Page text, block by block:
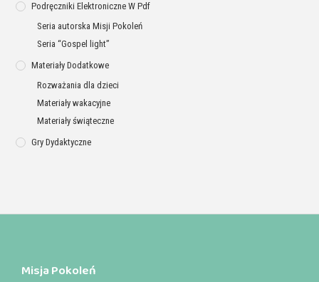
Podręczniki Elektroniczne W Pdf
Seria autorska Misji Pokoleń
Seria “Gospel light”
Materiały Dodatkowe
Rozważania dla dzieci
Materiały wakacyjne
Materiały świąteczne
Gry Dydaktyczne
Misja Pokoleń